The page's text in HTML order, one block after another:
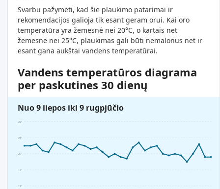
Svarbu pažymėti, kad šie plaukimo patarimai ir
rekomendacijos galioja tik esant geram orui. Kai oro
temperatūra yra žemesnė nei 20°C, o kartais net
žemesnė nei 25°C, plaukimas gali būti nemalonus net ir
esant gana aukštai vandens temperatūrai.
Vandens temperatūros diagrama
per paskutines 30 dienų
Nuo 9 liepos iki 9 rugpjūčio
18°
19°
20°
21°
22°